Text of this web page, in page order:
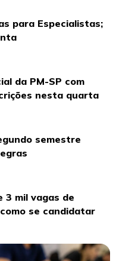
para Especialistas;
da PM-SP com
nesta quarta
semestre
3 mil vagas de
se candidatar